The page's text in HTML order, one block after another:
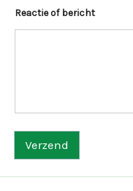
Reactie of bericht
Verzend